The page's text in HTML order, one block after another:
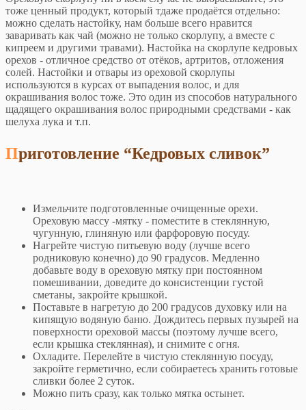
тоже ценный продукт, который тдаже продаётся отдельно:
можно сделать настойку, нам больше всего нравится
заваривать как чай (можно не только скорлупу, а вместе с
кипреем и другими травами). Настойка на скорлупе кедровых
орехов - отличное средство от отёков, артритов, отложения
солей. Настойки и отвары из ореховой скорлупы
используются в курсах от выпадения волос, и для
окрашивания волос тоже. Это один из способов натурального
щадящего окрашивания волос природными средствами - как
шелуха лука и т.п.
Приготовление “Кедровых сливок”
Измельчите подготовленные очищенные орехи.
Ореховую массу -мятку - поместите в стеклянную,
чугунную, глиняную или фарфоровую посуду.
Нагрейте чистую питьевую воду (лучше всего
родниковую конечно) до 90 градусов. Медленно
добавьте воду в ореховую мятку при постоянном
помешивании, доведите до консистенции густой
сметаны, закройте крышкой.
Поставьте в нагретую до 200 градусов духовку или на
кипящую водяную баню. Дождитесь первых пузырей на
поверхности ореховой массы (поэтому лучше всего,
если крышка стеклянная), и снимите с огня.
Охладите. Перелейте в чистую стеклянную посуду,
закройте герметично, если собираетесь хранить готовые
сливки более 2 суток.
Можно пить сразу, как только мятка остынет.